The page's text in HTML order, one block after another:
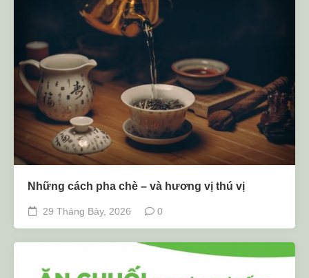
Những cách pha chè – và hương vị thú vị
29 Tháng Bảy, 2026 0